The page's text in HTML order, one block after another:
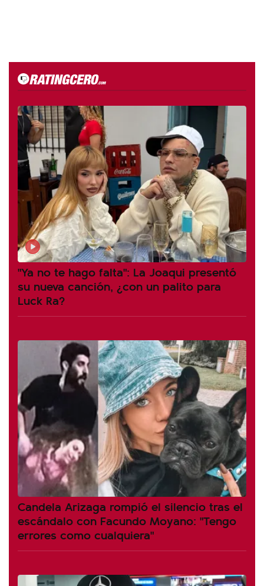
"Ya no te hago falta": La Joaqui presentó
su nueva canción, ¿con un palito para
Luck Ra?
Candela Arizaga rompió el silencio tras el
escándalo con Facundo Moyano: "Tengo
errores como cualquiera"